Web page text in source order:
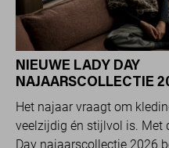
NIEUWE LADY DAY
NAJAARSCOLLECTIE
STIJL EN COMFORT IN
TRAVELKWALITEIT
Het najaar vraagt om
veelzijdig én stijlvol is. Met
Day najaarscollectie 2026